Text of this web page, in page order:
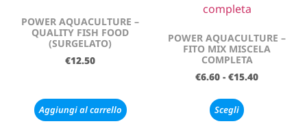
POWER AQUACULTURE –
QUALITY FISH FOOD
(SURGELATO)
€12.50
Aggiungi al carrello
POWER AQUACULTURE –
FITO MIX MISCELA
COMPLETA
€6.60 - €15.40
Scegli